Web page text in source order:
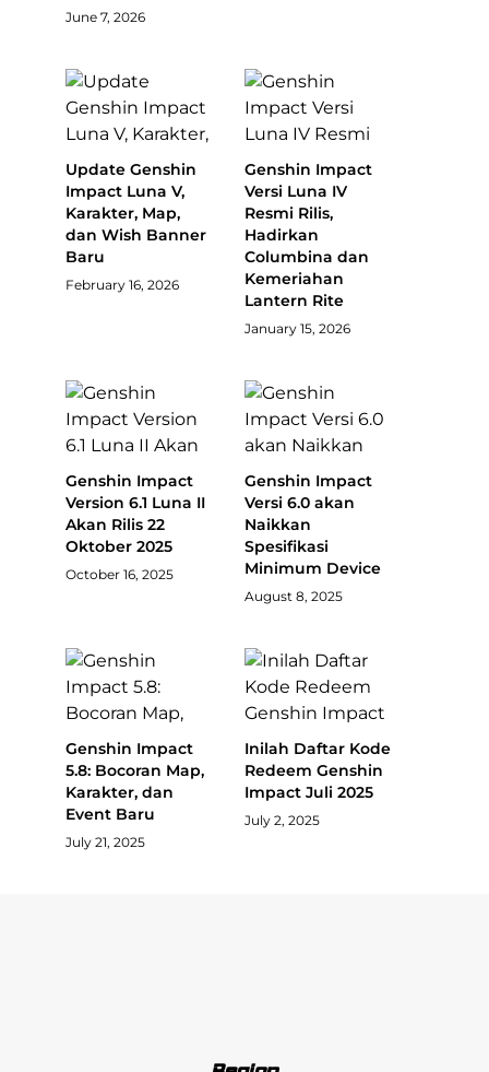
June 7, 2026
Update Genshin
Impact Luna V,
Karakter, Map,
dan Wish Banner
Baru
February 16, 2026
Genshin Impact
Versi Luna IV
Resmi Rilis,
Hadirkan
Columbina dan
Kemeriahan
Lantern Rite
January 15, 2026
Genshin Impact
Version 6.1 Luna II
Akan Rilis 22
Oktober 2025
October 16, 2025
Genshin Impact
Versi 6.0 akan
Naikkan
Spesifikasi
Minimum Device
August 8, 2025
Genshin Impact
5.8: Bocoran Map,
Karakter, dan
Event Baru
July 21, 2025
Inilah Daftar Kode
Redeem Genshin
Impact Juli 2025
July 2, 2025